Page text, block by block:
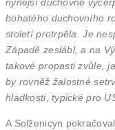
bohatého duchovního
století protrpěla. Je
Západě zeslábl, a na
takové propasti zvůle,
by rovněž žalostné
hladkosti, typické pro
A Solženicyn